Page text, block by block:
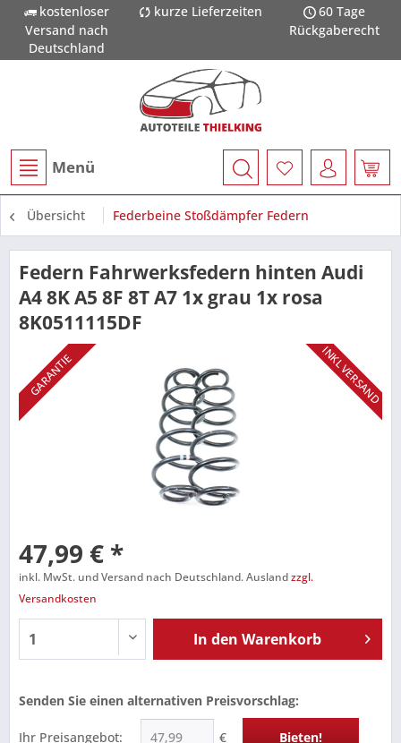
kostenloser
Versand nach
Deutschland
kurze Lieferzeiten
60 Tage
Rückgaberecht
Menü
Übersicht Federbeine Stoßdämpfer Federn
Federn Fahrwerksfedern hinten Audi
A4 8K A5 8F 8T A7 1x grau 1x rosa
8K0511115DF
GARANTIE INKL VERSAND
47,99 € *
inkl. MwSt. und Versand nach Deutschland. Auslandzzgl.
Versandkosten
In den Warenkorb
Senden Sie einen alternativen Preisvorschlag:
Ihr Preisangebot: € Bieten!